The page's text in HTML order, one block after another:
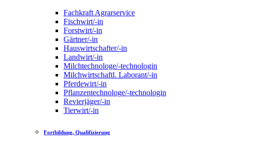
Fachkraft Agrarservice
Fischwirt/-in
Forstwirt/-in
Gärtner/-in
Hauswirtschafter/-in
Landwirt/-in
Milchtechnologe/-technologin
Milchwirtschaftl. Laborant/-in
Pferdewirt/-in
Pflanzentechnologe/-technologin
Revierjäger/-in
Tierwirt/-in
Fortbildung, Qualifizierung